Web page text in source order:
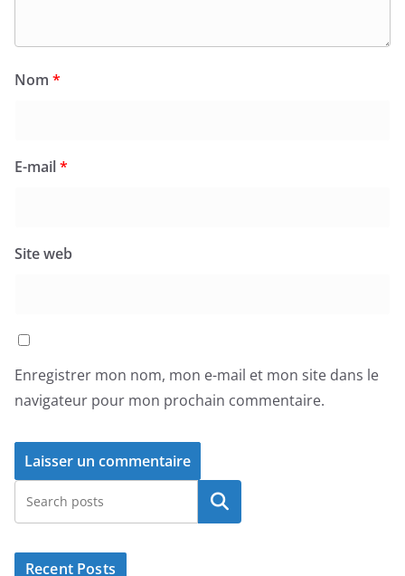
Nom *
E-mail*
Site web
Enregistrer mon nom, mon e-mail et mon site dans le
navigateur pour mon prochain commentaire.
Rechercher
Recent Posts